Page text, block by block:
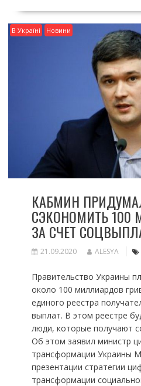
В Україні Новини
КАБМИН
СЭКОНОМИТЬ 100
ЗА СЧЕТ
21.09.2020 ALESYA
Правительство Украины
около 100 миллиардов
единого реестра
выплат. В этом реестре
люди, которые получают
Об этом заявил министр
трансформации Украины
презентации стратегии
трансформации